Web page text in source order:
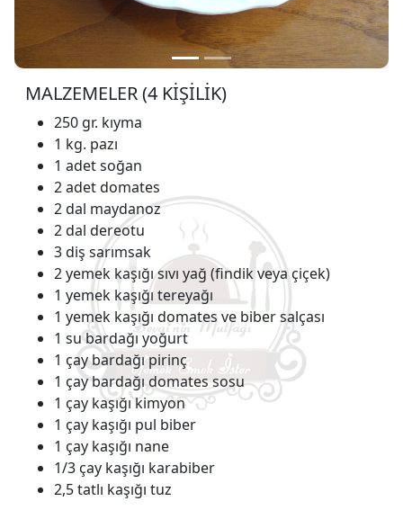
MALZEMELER (4 KİŞİLİK)
250 gr. kıyma
1 kg. pazı
1 adet soğan
2 adet domates
2 dal maydanoz
2 dal dereotu
3 diş sarımsak
2 yemek kaşığı sıvı yağ (findik veya çiçek)
1 yemek kaşığı tereyağı
1 yemek kaşığı domates ve biber salçası
1 su bardağı yoğurt
1 çay bardağı pirinç
1 çay bardağı domates sosu
1 çay kaşığı kimyon
1 çay kaşığı pul biber
1 çay kaşığı nane
1/3 çay kaşığı karabiber
2,5 tatlı kaşığı tuz